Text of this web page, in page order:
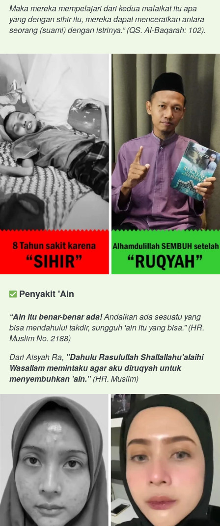
Maka mereka mempelajari dari kedua malaikat itu apa
yang dengan sihir itu, mereka dapat menceraikan antara
seorang (suami) dengan istrinya.” (QS. Al-Baqarah: 102).
Penyakit 'Ain
“Ain itu benar-benar ada! Andaikan ada sesuatu yang
bisa mendahului takdir, sungguh 'ain itu yang bisa.” (HR.
Muslim No. 2188)
Dari Aisyah Ra, "Dahulu Rasulullah Shallallahu'alaihi
Wasallam memintaku agar aku diruqyah untuk
menyembuhkan 'ain." (HR. Muslim)